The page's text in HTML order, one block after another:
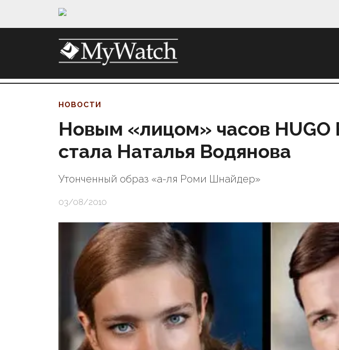
НОВОСТИ
Новым «лицом» часов HUGO
стала Наталья Водянова
Утонченный образ «а-ля Роми Шнайдер»
03/08/2010